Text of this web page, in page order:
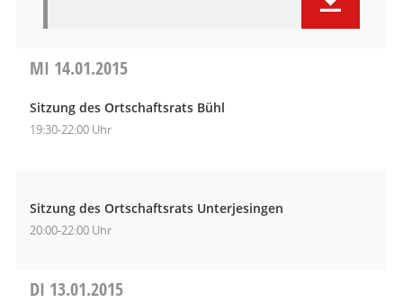
MI 14.01.2015
Sitzung des Ortschaftsrats Bühl
19:30-22:00 Uhr
Sitzung des Ortschaftsrats Unterjesingen
20:00-22:00 Uhr
DI 13.01.2015